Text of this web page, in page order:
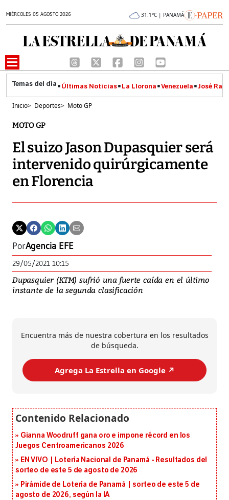
MIÉRCOLES 05 AGOSTO 2026 31.1°C | PANAMÁ
Últimas Noticias La Llorona Venezuela José
Inicio> Deportes> Moto GP
MOTO GP
El suizo Jason Dupasquier será
intervenido quirúrgicamente
en Florencia
PorAgencia EFE
29/05/2021 10:15
​Dupasquier (KTM) sufrió una fuerte caída en el último
instante de la segunda clasificación
Encuentra más de nuestra cobertura en los resultados
de búsqueda.
Agrega La Estrella en Google ↗️
Gianna Woodruff gana oro e impone récord en los
Juegos Centroamericanos 2026
EN VIVO | Lotería Nacional de Panamá - Resultados del
sorteo de este 5 de agosto de 2026
Pirámide de Lotería de Panamá | sorteo de este 5 de
agosto de 2026, según la IA